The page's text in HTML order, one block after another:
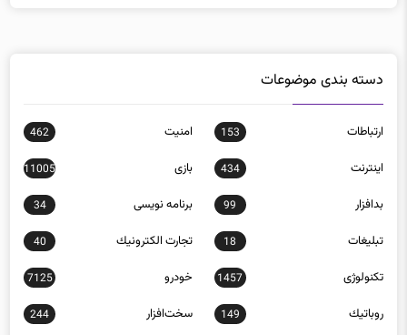
ارتباطات
اينترنت 434 بازی 11005
بدافزار 99 برنامه نويسی 34
تبلیغات 18 تجارت الكترونيك 40
تکنولوژی 1457 خودرو 7125
روباتيك 149 سخت‌افزار 244
سيستم عامل 308 شبكه اجتماعی 383